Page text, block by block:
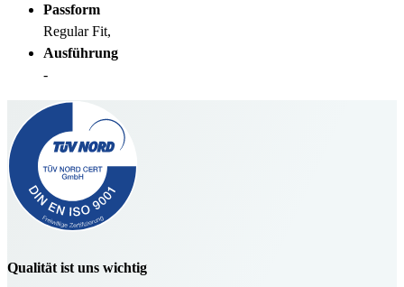
Passform
Regular Fit,
Ausführung
-
Qualität ist uns wichtig